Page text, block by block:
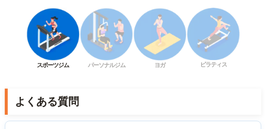
スポーツジム パーソナルジム ヨガ ピラティス
よくある質問